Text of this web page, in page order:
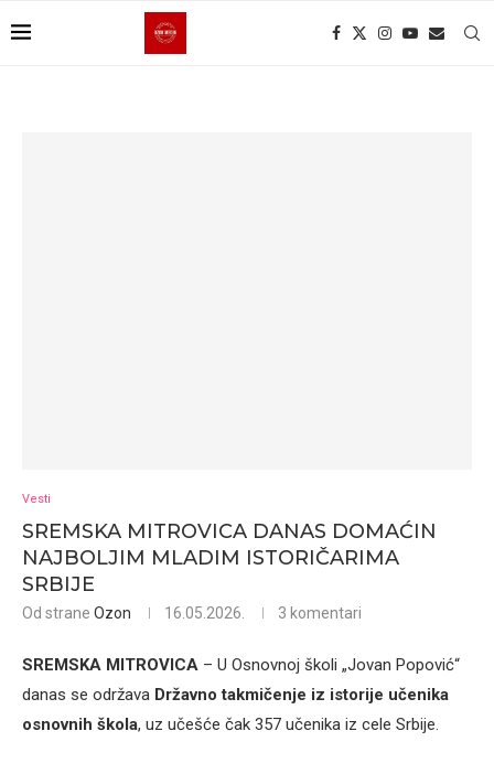
Vesti
SREMSKA MITROVICA DANAS DOMAĆIN
NAJBOLJIM MLADIM ISTORIČARIMA
SRBIJE
Od strane Ozon 16.05.2026. 3 komentari
SREMSKA MITROVICA – U Osnovnoj školi „Jovan Popović“
danas se održava Državno takmičenje iz istorije učenika
osnovnih škola, uz učešće čak 357 učenika iz cele Srbije.